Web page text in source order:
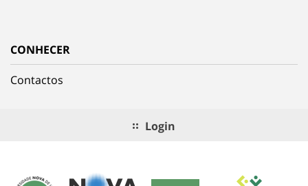
CONHECER
Contactos
Login